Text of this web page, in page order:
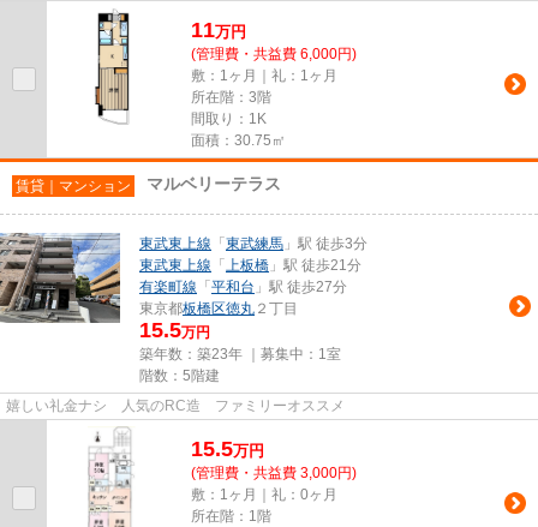
11万円
(管理費・共益費 6,000円)
敷：1ヶ月｜礼：1ヶ月
所在階：3階
間取り：1K
面積：30.75㎡
賃貸｜マンション マルベリーテラス
東武東上線 「 東武練馬 」駅 徒歩3分
東武東上線 「 上板橋 」駅 徒歩21分
有楽町線 「 平和台 」駅 徒歩27分
東京都板橋区徳丸 ２丁目
15.5万円
築年数：築23年 ｜募集中： 1室
階数：5階建
嬉しい礼金ナシ 人気のRC造 ファミリーオススメ
15.5万円
(管理費・共益費 3,000円)
敷：1ヶ月｜礼：0ヶ月
所在階：1階